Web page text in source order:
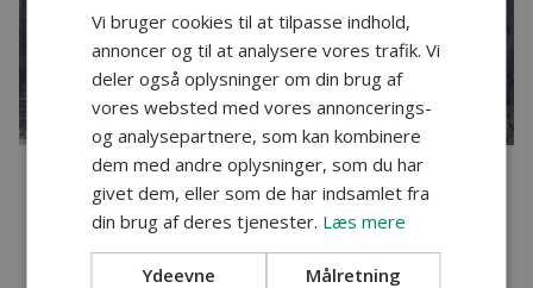
Lørdag den 21. december 2024
Glædelig jul og godt nytår!
Vi bruger cookies til at tilpasse indhold,
annoncer og til at analysere vores trafik. Vi
deler også oplysninger om din brug af
vores websted med vores annoncerings-
og analysepartnere, som kan kombinere
dem med andre oplysninger, som du har
givet dem, eller som de har indsamlet fra
din brug af deres tjenester. Læs mere
Ydeevne Målretning